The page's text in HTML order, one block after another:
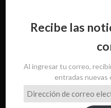
Recibe las
Al ingresar tu correo,
entradas nuevas
Dirección
de